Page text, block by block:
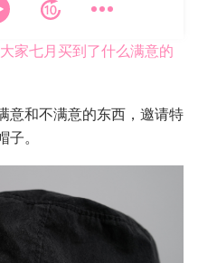
大家七月买到了什么满意的
意和不满意的东西，邀请特
。